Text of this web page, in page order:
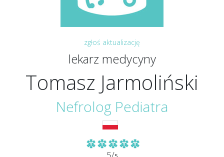
zgłoś aktualizację
lekarz medycyny
Tomasz Jarmoliński
Nefrolog Pediatra